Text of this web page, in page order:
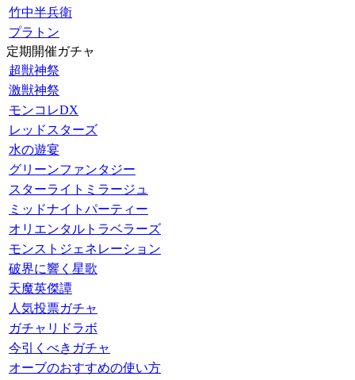
竹中半兵衛
プラトン
定期開催ガチャ
超獣神祭
激獣神祭
モンコレDX
レッドスターズ
水の遊宴
グリーンファンタジー
スターライトミラージュ
ミッドナイトパーティー
オリエンタルトラベラーズ
モンストジェネレーション
破界に響く星歌
天魔英傑譚
人気投票ガチャ
ガチャリドラボ
今引くべきガチャ
オーブのおすすめの使い方